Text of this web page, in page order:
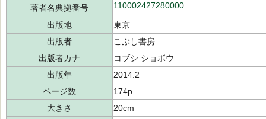
著者名典拠番号
110002427280000
出版地
東京
出版者
こぶし書房
出版者カナ
コブシ ショボウ
出版年
2014.2
ページ数
174p
大きさ
20cm